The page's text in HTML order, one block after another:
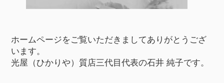
ホームページをご覧いただきましてありがとうござ
います。
光屋（ひかりや）質店三代目代表の石井 純子です。